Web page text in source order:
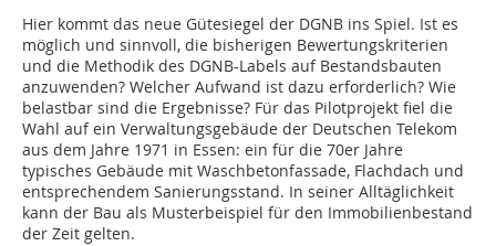
Hier kommt das neue Gütesiegel der DGNB ins Spiel. Ist es
möglich und sinnvoll, die bisherigen Bewertungskriterien
und die Methodik des DGNB-Labels auf Bestandsbauten
anzuwenden? Welcher Aufwand ist dazu erforderlich? Wie
belastbar sind die Ergebnisse? Für das Pilotprojekt fiel die
Wahl auf ein Verwaltungsgebäude der Deutschen Telekom
aus dem Jahre 1971 in Essen: ein für die 70er Jahre
typisches Gebäude mit Waschbetonfassade, Flachdach und
entsprechendem Sanierungsstand. In seiner Alltäglichkeit
kann der Bau als Musterbeispiel für den Immobilienbestand
der Zeit gelten.